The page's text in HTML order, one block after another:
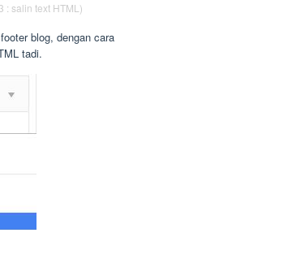
: salin text HTML)
blog, dengan cara
tadi.